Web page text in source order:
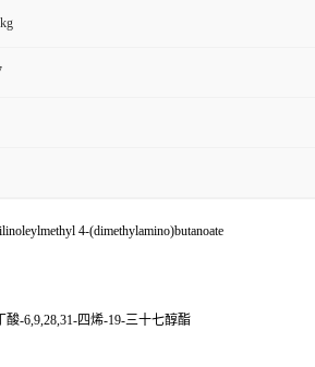
4-(dimethylamino)butanoate
-6,9,28,31-四烯-19-三十七醇酯